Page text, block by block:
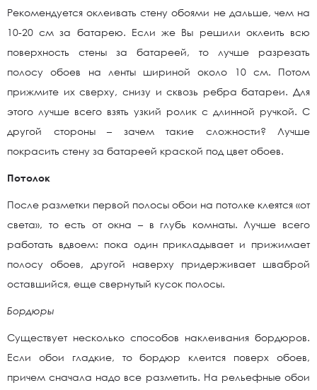
Рекомендуется оклеивать стену обоями не дальше, чем на
10-20 см за батарею. Если же Вы решили оклеить всю
поверхность стены за батареей, то лучше разрезать
полосу обоев на ленты шириной около 10 см. Потом
прижмите их сверху, снизу и сквозь ребра батареи. Для
этого лучше всего взять узкий ролик с длинной ручкой. С
другой стороны – зачем такие сложности? Лучше
покрасить стену за батареей краской под цвет обоев.
Потолок
После разметки первой полосы обои на потолке клеятся «от
света», то есть от окна – в глубь комнаты. Лучше всего
работать вдвоем: пока один прикладывает и прижимает
полосу обоев, другой наверху придерживает шваброй
оставшийся, еще свернутый кусок полосы.
Бордюры
Существует несколько способов наклеивания бордюров.
Если обои гладкие, то бордюр клеится поверх обоев,
причем сначала надо все разметить. На рельефные обои